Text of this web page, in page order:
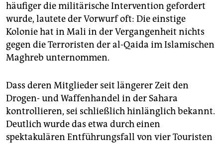
häufiger die militärische Intervention gefordert
wurde, lautete der Vorwurf oft: Die einstige
Kolonie hat in Mali in der Vergangenheit nichts
gegen die Terroristen der al-Qaida im Islamischen
Maghreb unternommen.
Dass deren Mitglieder seit längerer Zeit den
Drogen- und Waffenhandel in der Sahara
kontrollieren, sei schließlich hinlänglich bekannt.
Deutlich wurde das etwa durch einen
spektakulären Entführungsfall von vier Touristen